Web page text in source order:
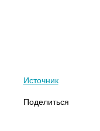
Источник
Поделиться